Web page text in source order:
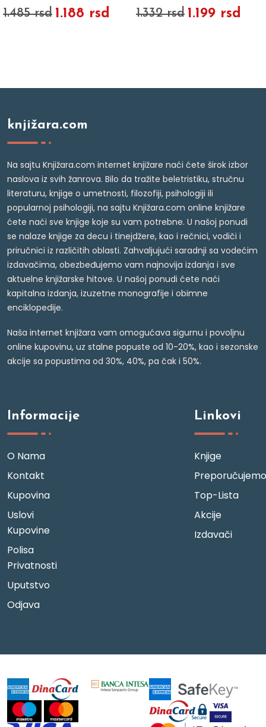
1.485 rsd 1.188 rsd 1.332 rsd 1.199 rsd
knjižara.com
Na sajtu Knjižara.com internet knjižare naći ćete širok izbor
naslova iz svih žanrova. Bilo da tražite beletristiku, stručnu
literaturu, knjige o umetnosti, filozofiji, psihologiji ili
popularnoj psihologiji, na sajtu Knjižara.com online knjižare
ćete naći sve knjige koje su vam potrebne. U našoj ponudi
se nalaze knjige za decu i tinejdžere, kao i rečnici, vodiči i
priručnici iz različitih oblasti. Zahvaljujući saradnji sa vodećim
izdavačima, obezbeđujemo vam najnovija izdanja i sve
aktuelne knjižarske hitove. U našoj ponudi ćete naći
kapitalna izdanja, izuzetne monografije i obimne
enciklopedije.
Naša internet knjižara vam omogućava sigurnu i povoljnu
online kupovinu, uz stalne popuste od 10-20%, kao i sezonske
akcije sa popustima od 30%, 40%, pa čak i 50%.
Informacije
O Nama
Kontakt
Kupovina
Uslovi
Kupovine
Polisa
Privatnosti
Uputstvo
Odjava
Linkovi
Knjige
Preporučujemo
Top-Lista
Akcije
Izdavači